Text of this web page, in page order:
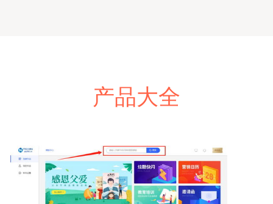
产品大全